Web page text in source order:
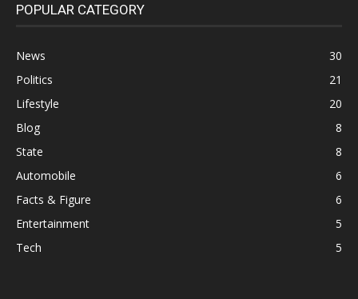
POPULAR CATEGORY
News
30
Politics
21
Lifestyle
20
Blog
8
State
8
Automobile
6
Facts & Figure
6
Entertainment
5
Tech
5